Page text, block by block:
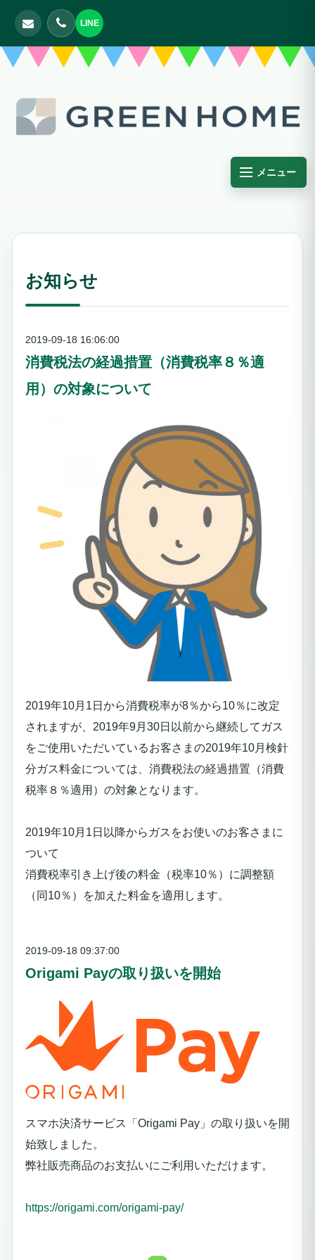
LINE
メニュー
お知らせ
2019-09-18 16:06:00
消費税法の経過措置（消費税率８％適
用）の対象について
2019年10月1日から消費税率が8％から10％に改定
されますが、2019年9月30日以前から継続してガス
をご使用いただいているお客さまの2019年10月検針
分ガス料金については、消費税法の経過措置（消費
税率８％適用）の対象となります。
2019年10月1日 以降からガスをお使いのお客さまに
ついて
消費税率引き上げ後の料金（税率10％）に調整額
（同10％）を加えた料金を適用します。
2019-09-18 09:37:00
Origami Payの取り扱いを開始
スマホ決済サービス「Origami Pay」の取り扱いを開
始致しました。
弊社販売商品のお支払いにご利用いただけます。
https://origami.com/origami-pay/